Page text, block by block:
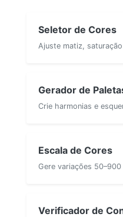
Seletor de Cores
Ajuste matiz,
Gerador de
Crie harmonias e
Escala de Cores
Gere variações
Verificador de